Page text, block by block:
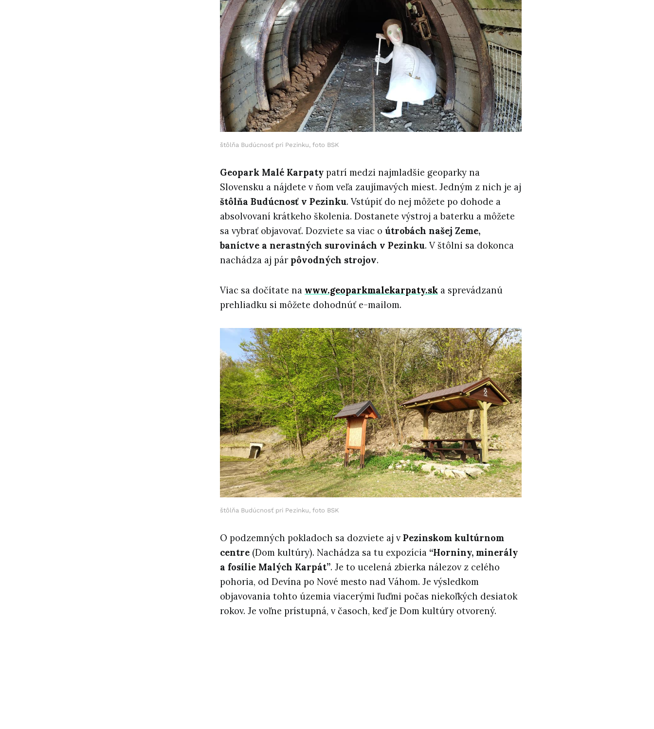
štôlňa Budúcnosť pri Pezinku, foto BSK
Geopark Malé Karpaty patrí medzi najmladšie geoparky na
Slovensku a nájdete v ňom veľa zaujímavých miest. Jedným z nich je aj
štôlňa Budúcnosť v Pezinku. Vstúpiť do nej môžete po dohode a
absolvovaní krátkeho školenia. Dostanete výstroj a baterku a môžete
sa vybrať objavovať. Dozviete sa viac o útrobách našej Zeme,
baníctve a nerastných surovinách v Pezinku. V štôlni sa dokonca
nachádza aj pár pôvodných strojov.
Viac sa dočítate na www.geoparkmalekarpaty.sk a sprevádzanú
prehliadku si môžete dohodnúť e-mailom.
štôlňa Budúcnosť pri Pezinku, foto BSK
O podzemných pokladoch sa dozviete aj vPezinskom kultúrnom
centre (Dom kultúry). Nachádza sa tu expozícia “Horniny, minerály
a fosílie Malých Karpát”. Je to ucelená zbierka nálezov z celého
pohoria, od Devína po Nové mesto nad Váhom. Je výsledkom
objavovania tohto územia viacerými ľuďmi počas niekoľkých desiatok
rokov. Je voľne prístupná, v časoch, keď je Dom kultúry otvorený.